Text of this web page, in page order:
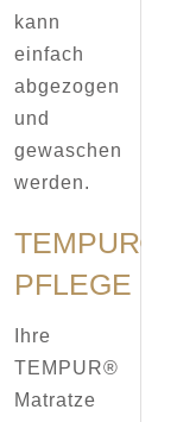
kann
einfach
abgezogen
und
gewaschen
werden.
TEMPUR®
PFLEGE
Ihre
TEMPUR®
Matratze